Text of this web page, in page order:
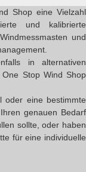
Shop eine Vielzahl
und kalibrierte
und
in alternativen
Stop Wind Shop
oder eine bestimmte
genauen Bedarf
sollte, oder haben
für eine individuelle